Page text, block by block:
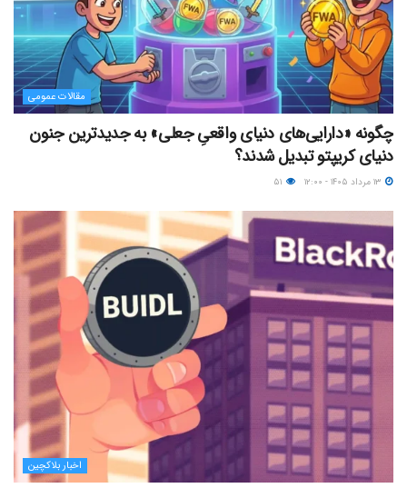
مقالات عمومی
چگونه «دارایی‌های دنیای واقعیِ جعلی» به جدیدترین جنون
دنیای کریپتو تبدیل شدند؟
اخبار بلاکچین